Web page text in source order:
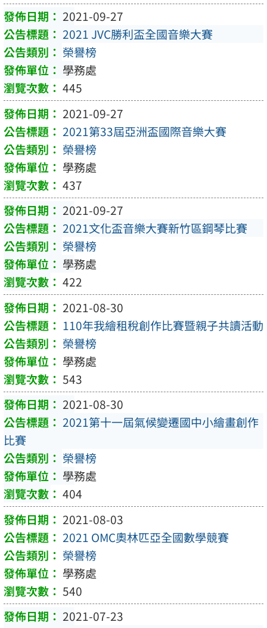
2021-09-27
2021 JVC勝利盃全國音樂大賽
榮譽榜
學務處
445
2021-09-27
2021第33屆亞洲盃國際音樂大賽
榮譽榜
學務處
437
2021-09-27
2021文化盃音樂大賽新竹區鋼琴比賽
榮譽榜
學務處
422
2021-08-30
110年我繪租稅創作比賽暨親子共讀活動
榮譽榜
學務處
543
2021-08-30
2021第十一屆氣候變遷國中小繪畫創作
比賽
榮譽榜
學務處
404
2021-08-03
2021 OMC奧林匹亞全國數學競賽
榮譽榜
學務處
540
2021-07-23